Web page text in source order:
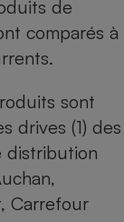
de
comparés à
sont
drives (1) des
distribution
Carrefour